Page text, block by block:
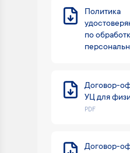
Политика
по
Договор-
УЦ для
PDF
Договор-